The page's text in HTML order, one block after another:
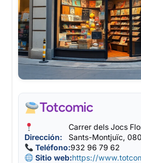
Totcomic
Dirección:
Carrer dels Jocs
Sants-Montjuïc,
Teléfono:932 96 79 62
Sitio web:https://